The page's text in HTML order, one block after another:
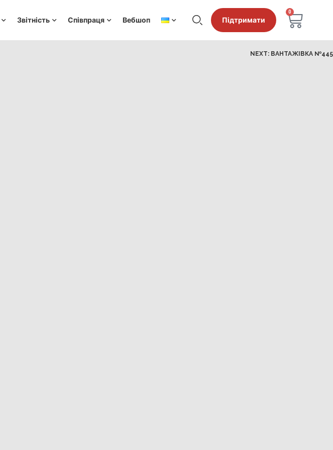
Звітність Співпраця Вебшоп Підтримати
0
NEXT: ВАНТАЖІВКА №445